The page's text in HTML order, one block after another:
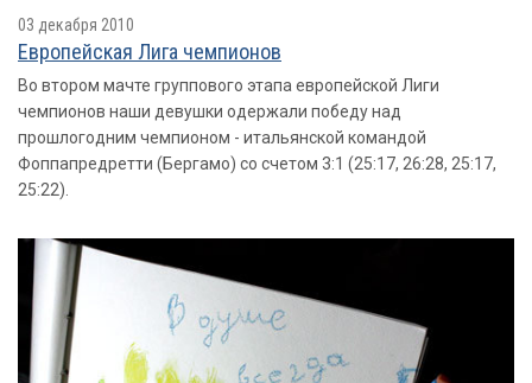
03 декабря 2010
Европейская Лига чемпионов
Во втором мачте группового этапа европейской Лиги
чемпионов наши девушки одержали победу над
прошлогодним чемпионом - итальянской командой
Фоппапредретти (Бергамо) со счетом 3:1 (25:17, 26:28, 25:17,
25:22).